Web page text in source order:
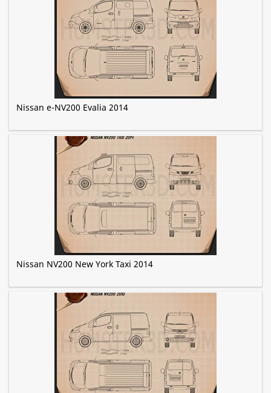
Nissan e-NV200 Evalia 2014
Nissan NV200 New York Taxi 2014